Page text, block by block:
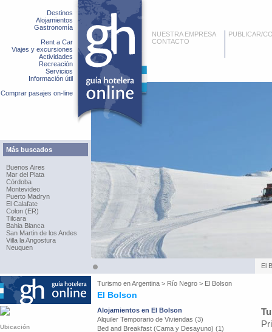
Destinos
Alojamientos
Gastronomía
Rent a Car
Viajes y excursiones
Actividades
Recreación
Servicios
Información útil
Comprar pasajes on-line
Más buscados
Buenos Aires
Mar del Plata
Córdoba
Montevideo
Puerto Madryn
El Calafate
Colon (ER)
Tilcara
Bahia Blanca
San Martin de los Andes
Villa la Angostura
Neuquen
NUESTRA EMPRESA
CONTACTO
PUBLICAR/
El
Turismo enArgentina > Río Negro > El Bolson
El Bolson
Ubicación
Alojamientos en El Bolson
Alquiler Temporario de Viviendas (3)
Bed and Breakfast (Cama y Desayuno) (1)